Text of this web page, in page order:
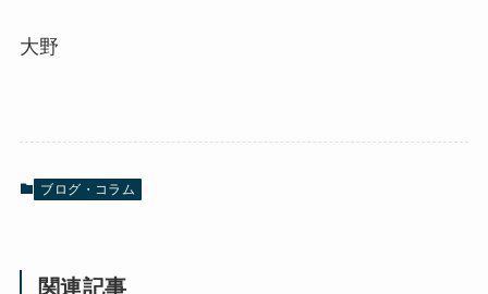
大野
ブログ・コラム
関連記事